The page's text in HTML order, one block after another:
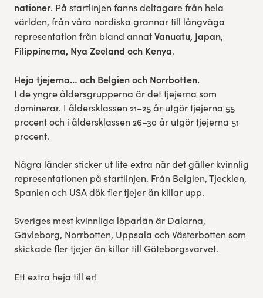
nationer. På startlinjen fanns deltagare från hela
världen, från våra nordiska grannar till långväga
representation från bland annatVanuatu, Japan,
Filippinerna, Nya Zeeland och Kenya.
Heja tjejerna… och Belgien och Norrbotten.
I de yngre åldersgrupperna är det tjejerna som
dominerar. I åldersklassen 21–25 år utgör tjejerna 55
procent och i åldersklassen 26–30 år utgör tjejerna 51
procent.
Några länder sticker ut lite extra när det gäller kvinnlig
representationen på startlinjen. Från Belgien, Tjeckien,
Spanien och USA dök fler tjejer än killar upp.
Sveriges mest kvinnliga löparlän är Dalarna,
Gävleborg, Norrbotten, Uppsala och Västerbotten som
skickade fler tjejer än killar till Göteborgsvarvet.
Ett extra heja till er!